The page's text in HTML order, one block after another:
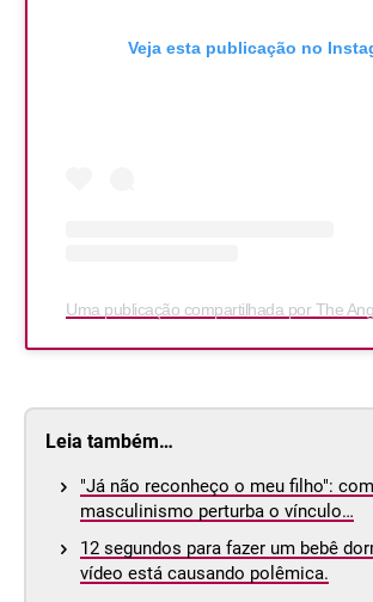
Veja esta publicação no
Leia também…
"Já não reconheço o meu filho":
masculinismo perturba o vínculo…
12 segundos para fazer um bebê
vídeo está causando polêmica.